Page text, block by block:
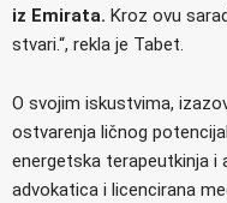
iz Emirata. Kroz ovu
stvari.“, rekla je Tabet.
O svojim iskustvima,
ostvarenja ličnog
energetska terapeutkinja
advokatica i licencirana